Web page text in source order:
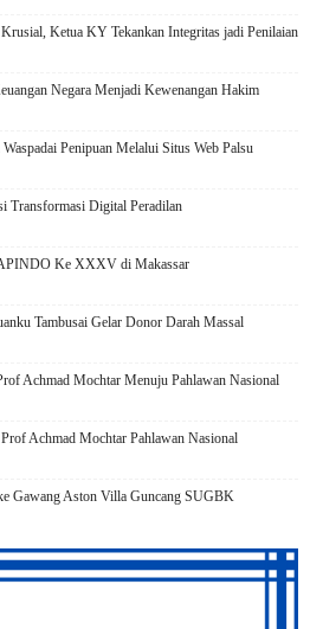
Ketua KY Tekankan Integritas jadi Penilaian
Negara Menjadi Kewenangan Hakim
Penipuan Melalui Situs Web Palsu
Transformasi Digital Peradilan
Ke XXXV di Makassar
Tambusai Gelar Donor Darah Massal
Achmad Mochtar Menuju Pahlawan Nasional
Achmad Mochtar Pahlawan Nasional
Gawang Aston Villa Guncang SUGBK